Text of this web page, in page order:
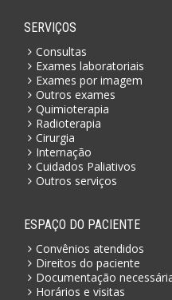
SERVIÇOS
Consultas
Exames laboratoriais
Exames por imagem
Outros exames
Quimioterapia
Radioterapia
Cirurgia
Internação
Cuidados Paliativos
Outros serviços
ESPAÇO DO PACIENTE
Convênios atendidos
Direitos do paciente
Documentação
Horários e visitas